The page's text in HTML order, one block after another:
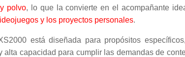
polvo, lo que la convierte en el acompañante
y los proyectos personales.
está diseñada para propósitos
alta capacidad para cumplir las demandas de